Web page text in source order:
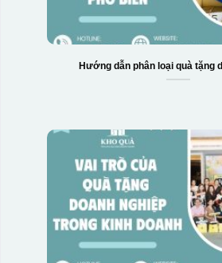
Hướng dẫn phân loại quà tặng